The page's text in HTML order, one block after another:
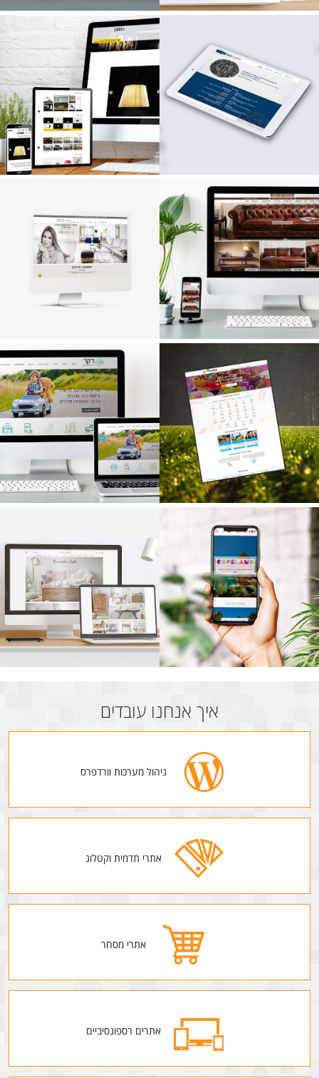
איך אנחנו עובדים
ניהול מערכות וורדפרס
אתרי תדמית וקטלוג
אתרי מסחר
אתרים רספונסיביים